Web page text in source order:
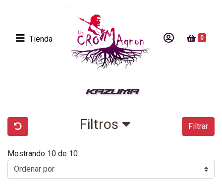
Tienda 0
KAZUMA
Filtros Filtrar
Mostrando 10 de 10